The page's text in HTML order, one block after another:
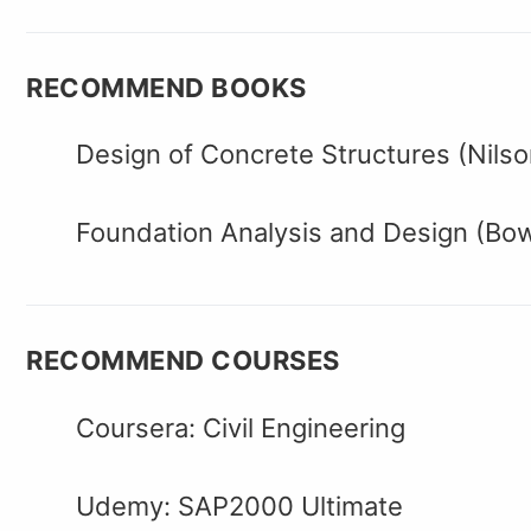
RECOMMEND BOOKS
Design of Concrete Structures
Foundation Analysis and Design
RECOMMEND COURSES
Coursera: Civil Engineering
Udemy: SAP2000 Ultimate